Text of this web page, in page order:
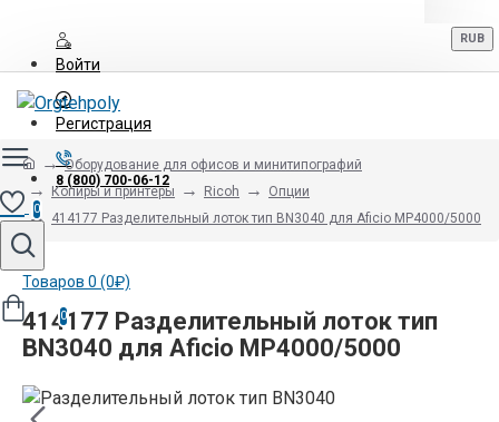
Войти
Регистрация
8 (800) 700-06-12
RUB
0
Товаров 0 (0₽)
0
Оборудование для офисов и минитипографий
Копиры и принтеры
Ricoh
Опции
414177 Разделительный лоток тип BN3040 для Aficio MP4000/5000
414177 Разделительный лоток тип
BN3040 для Aficio MP4000/5000